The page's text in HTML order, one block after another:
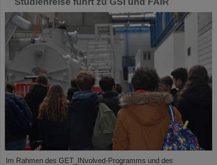
Im Rahmen des GET_INvolved-Programms und des